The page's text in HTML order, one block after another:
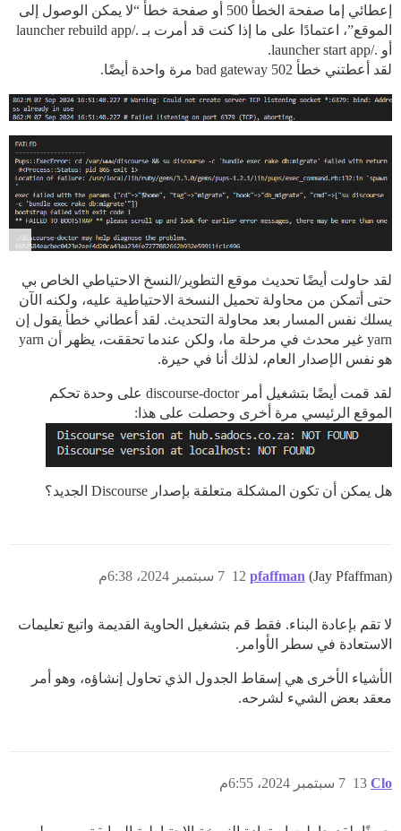
إعطائي إما صفحة الخطأ 500 أو صفحة خطأ “لا يمكن الوصول إلى
الموقع”، اعتمادًا على ما إذا كنت قد أمرت بـ ./launcher rebuild app
أو ./launcher start app.
لقد أعطتني خطأ 502 bad gateway مرة واحدة أيضًا.
لقد حاولت أيضًا تحديث موقع التطوير/النسخ الاحتياطي الخاص بي
حتى أتمكن من محاولة تحميل النسخة الاحتياطية عليه، ولكنه الآن
يسلك نفس المسار بعد محاولة التحديث. لقد أعطاني خطأ يقول إن
yarn غير محدث في مرحلة ما، ولكن عندما تحققت، يظهر أن yarn
هو نفس الإصدار العام، لذلك أنا في حيرة.
لقد قمت أيضًا بتشغيل أمر discourse-doctor على وحدة تحكم
الموقع الرئيسي مرة أخرى وحصلت على هذا:
هل يمكن أن تكون المشكلة متعلقة بإصدار Discourse الجديد؟
pfaffman (Jay Pfaffman) 7 سبتمبر 2024، 6:38م 12
لا تقم بإعادة البناء. فقط قم بتشغيل الحاوية القديمة واتبع تعليمات
الاستعادة في سطر الأوامر.
الأشياء الأخرى هي إسقاط الجدول الذي تحاول إنشاؤه، وهو أمر
معقد بعض الشيء لشرحه.
Clo 7 سبتمبر 2024، 6:55م 13